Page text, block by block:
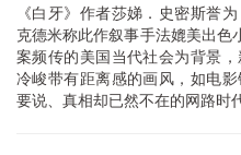
《白牙》作者莎娣．史密斯誉
克德米称此作叙事手法媲美出色
案频传的美国当代社会为背景
冷峻带有距离感的画风，如电
要说、真相却已然不在的网路时